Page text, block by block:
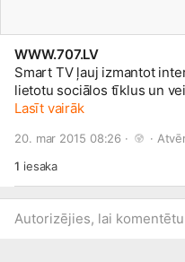
WWW.707.LV
Smart TV ļauj izmantot
lietotu sociālos tīklus un
interneta video un darītu
Lasīt vairāk
20. mar 2015 08:26 · ·
1 iesaka
Autorizējies, lai komentētu